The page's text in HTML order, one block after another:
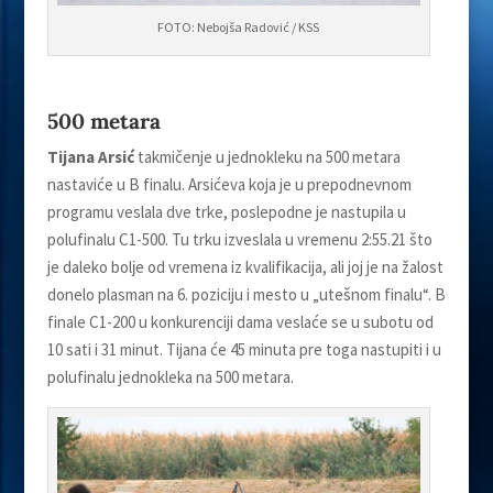
FOTO: Nebojša Radović / KSS
500 metara
Tijana Arsićtakmičenje u jednokleku na 500 metara
nastaviće u B finalu. Arsićeva koja je u prepodnevnom
programu veslala dve trke, poslepodne je nastupila u
polufinalu C1-500. Tu trku izveslala u vremenu 2:55.21 što
je daleko bolјe od vremena iz kvalifikacija, ali joj je na žalost
donelo plasman na 6. poziciju i mesto u „utešnom finalu“. B
finale C1-200 u konkurenciji dama veslaće se u subotu od
10 sati i 31 minut. Tijana će 45 minuta pre toga nastupiti i u
polufinalu jednokleka na 500 metara.